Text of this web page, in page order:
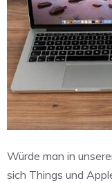
Würde man in
sich Things und